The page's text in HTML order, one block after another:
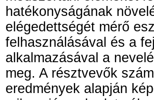
hatékonyságának
elégedettségét mérő
felhasználásával és a
alkalmazásával a
meg. A résztvevők
eredmények alapján